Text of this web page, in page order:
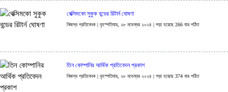
বেক্সিমকো সুকুক বন্ডের রিটার্ন ঘোষণা
নিজস্ব প্রতিবেদক | বৃহস্পতিবার, ২৮ নভেম্বর ২০২৪ | পড়া হয়েছে 266 বার পঠিত
তিন কোম্পানির আর্থিক প্রতিবেদন প্রকাশ
নিজস্ব প্রতিবেদক | বৃহস্পতিবার, ২৮ নভেম্বর ২০২৪ | পড়া হয়েছে 374 বার পঠিত